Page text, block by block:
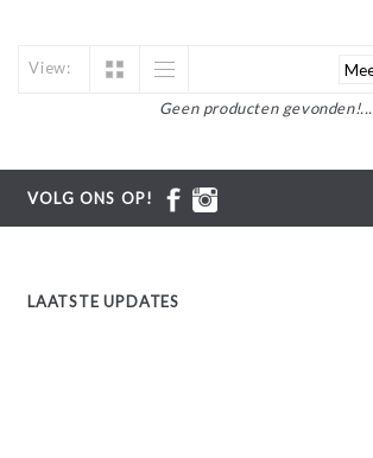
View:
Geen producten gevonden!...
VOLG ONS OP!
LAATSTE UPDATES